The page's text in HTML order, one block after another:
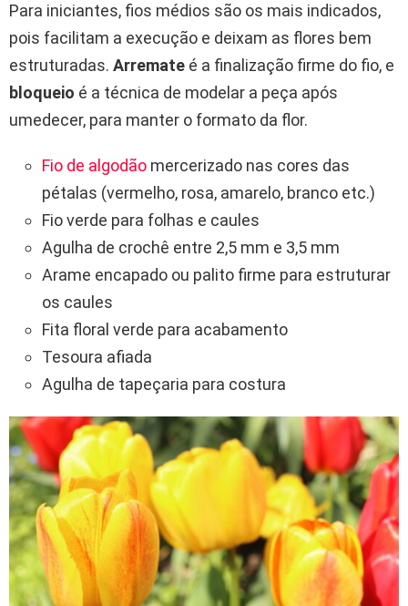
Para iniciantes, fios médios são os mais indicados,
pois facilitam a execução e deixam as flores bem
estruturadas. Arremate é a finalização firme do fio, e
bloqueio é a técnica de modelar a peça após
umedecer, para manter o formato da flor.
Fio de algodão mercerizado nas cores das
pétalas (vermelho, rosa, amarelo, branco etc.)
Fio verde para folhas e caules
Agulha de crochê entre 2,5 mm e 3,5 mm
Arame encapado ou palito firme para estruturar
os caules
Fita floral verde para acabamento
Tesoura afiada
Agulha de tapeçaria para costura